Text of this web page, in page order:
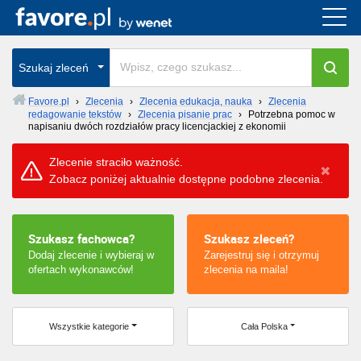
Szukaj zleceń
Favore.pl › Zlecenia › Zlecenia edukacja, nauka › Zlecenia
redagowanie tekstów › Zlecenia pisanie prac ›
Potrzebna pomoc w
napisaniu dwóch rozdziałów pracy licencjackiej z ekonomii
Zlecenie straciło ważność.
Zobacz poniżej aktualnie dostępne podobne zlecenia.
Szukasz fachowca?
Dodaj zlecenie i wybieraj w
ofertach wykonawców!
Szukasz zleceń?
Zarejestruj się i otrzymuj
zlecenia na maila!
Wszystkie kategorie Cała Polska
Cała Polska
wszystkie w całym kraju